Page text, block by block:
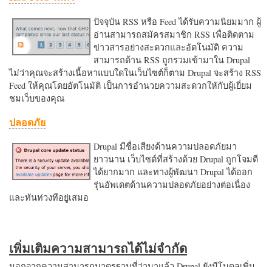
ปัจจุบัน RSS หรือ Feed ได้รับความนิยมมาก ผู้
อ่านสามารถสมัครสมาชิก RSS เพื่อติดตาม
ข่าวสารอย่างสะดวกและอัตโนมัติ ความ
สามารถด้าน RSS ถูกรวมเข้ามาใน Drupal
ไม่ว่าคุณจะสร้างเนื้อหาแบบใดในเว็บไซต์ก็ตาม Drupal จะสร้าง RSS
Feed ให้คุณโดยอัตโนมัติ เป็นการอำนวยความสะดวกใหักับผู้เยี่ยม
ชมเว็บของคุณ
ปลอดภัย
Drupal มีชื่อเสียงด้านความปลอดภัยมา
ยาวนาน เว็บไซต์ที่สร้างด้วย Drupal ถูกโจมตี
ได้ยากมาก และทางผู้พัฒนา Drupal ได้ออก
รุ่นอัพเดตด้านความปลอดภัยอย่างต่อเนื่อง
และทันท่วงทีอยู่เสมอ
เพิ่มเติมความสามารถได้ไม่จำกัด